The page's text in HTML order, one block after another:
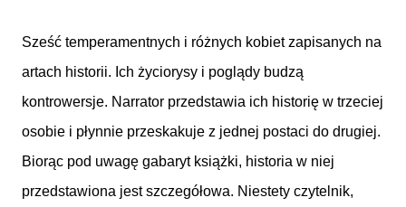
Sześć temperamentnych i różnych kobiet zapisanych na
artach historii. Ich życiorysy i poglądy budzą
kontrowersje. Narrator przedstawia ich historię w trzeciej
osobie i płynnie przeskakuje z jednej postaci do drugiej.
Biorąc pod uwagę gabaryt książki, historia w niej
przedstawiona jest szczegółowa. Niestety czytelnik,